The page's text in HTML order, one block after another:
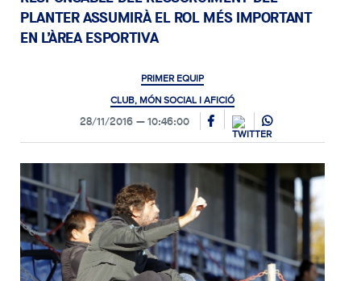
PLANTER ASSUMIRÀ EL ROL MÉS IMPORTANT
EN L’ÀREA ESPORTIVA
PRIMER EQUIP
CLUB, MÓN SOCIAL I AFICIÓ
28/11/2016 10:46:00